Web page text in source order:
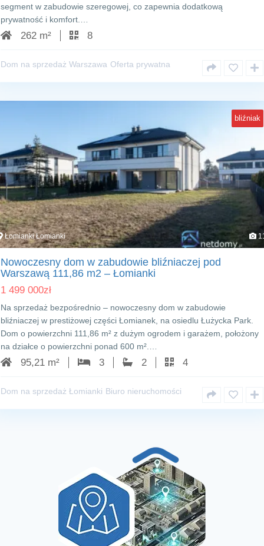
segment w zabudowie szeregowej, co zapewnia dodatkową
prywatność i komfort.…
262 m² 8
Dom na sprzedaż Warszawa Oferta prywatna
bliźniak
Łomianki Łomianki
Nowoczesny dom w zabudowie bliźniaczej pod
Warszawą 111,86 m2 – Łomianki
1 499 000zł
Na sprzedaż bezpośrednio – nowoczesny dom w zabudowie
bliźniaczej w prestiżowej części Łomianek, na osiedlu Łużycka Park.
Dom o powierzchni 111,86 m² z dużym ogrodem i garażem, położony
na działce o powierzchni ponad 600 m².…
95,21 m² 3 2 4
Dom na sprzedaż Łomianki Biuro nieruchomości